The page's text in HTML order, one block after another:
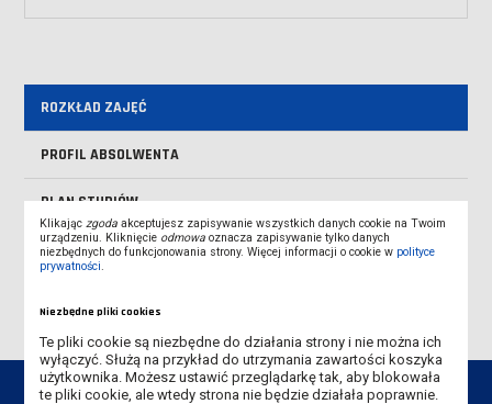
ROZKŁAD ZAJĘĆ
PROFIL ABSOLWENTA
PLAN STUDIÓW
PRAKTYKA ZAWODOWA
Klikając zgoda akceptujesz zapisywanie wszystkich danych cookie na Twoim
urządzeniu. Kliknięcie odmowa oznacza zapisywanie tylko danych
niezbędnych do funkcjonowania strony. Więcej informacji o cookie w polityce
prywatności
Niezbędne pliki cookies
Te pliki cookie są niezbędne do działania strony i nie można ich
wyłączyć. Służą na przykład do utrzymania zawartości koszyka
użytkownika. Możesz ustawić przeglądarkę tak, aby blokowała
te pliki cookie, ale wtedy strona nie będzie działała poprawnie.